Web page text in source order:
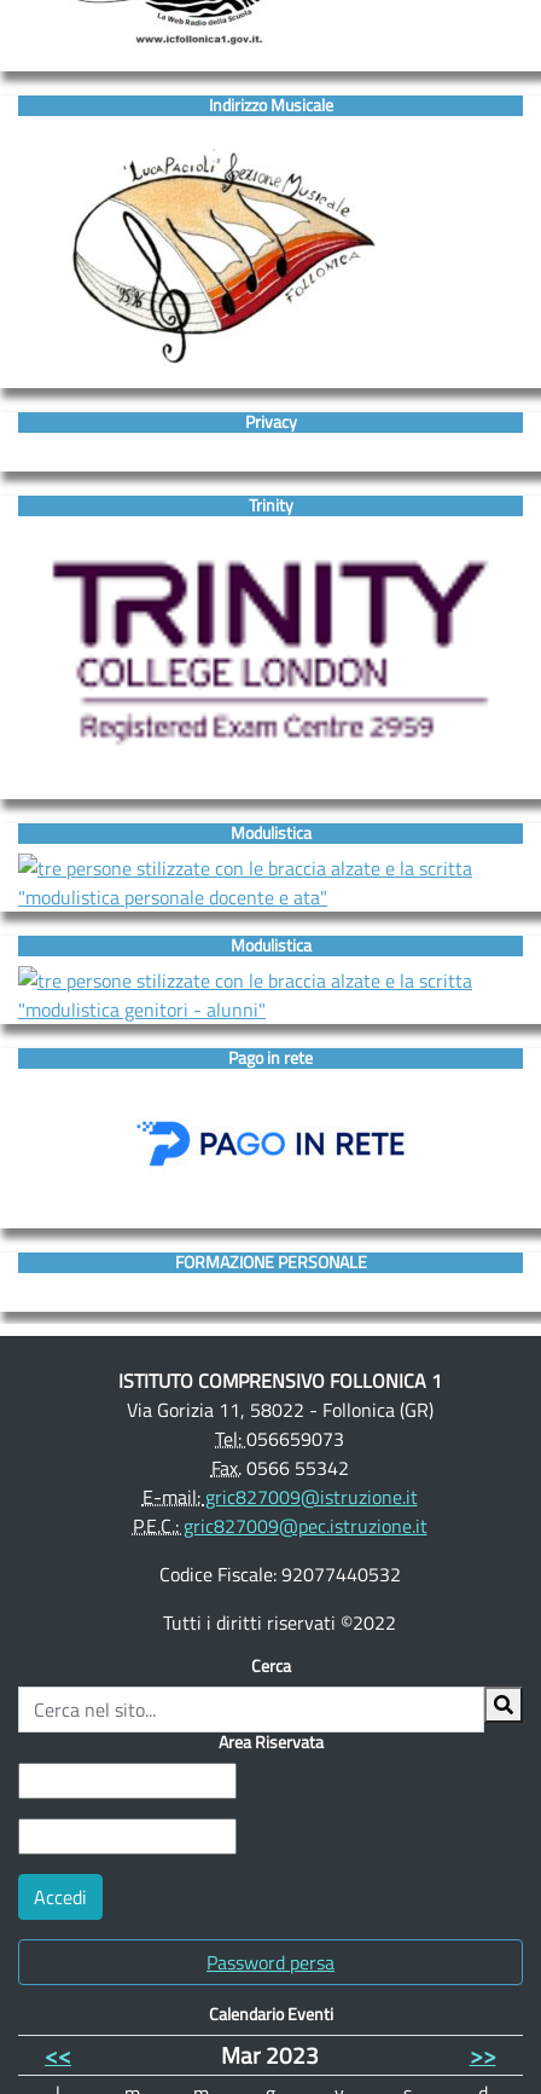
Indirizzo Musicale
Privacy
Trinity
Modulistica
Modulistica
Pago in rete
FORMAZIONE PERSONALE
ISTITUTO COMPRENSIVO FOLLONICA 1
Via Gorizia 11, 58022 - Follonica (GR)
Tel:056659073
Fax.0566 55342
E-mail:gric827009@istruzione.it
P.E.C.:gric827009@pec.istruzione.it
Codice Fiscale: 92077440532
Tutti i diritti riservati ©2022
Cerca
Area Riservata
Password persa
Calendario Eventi
<< Mar 2023 >>